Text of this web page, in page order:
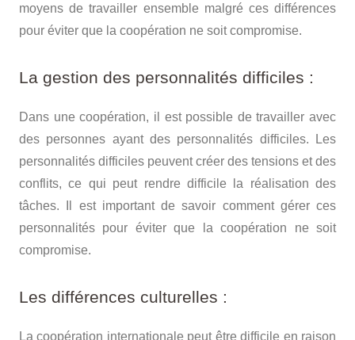
moyens de travailler ensemble malgré ces différences
pour éviter que la coopération ne soit compromise.
La gestion des personnalités difficiles :
Dans une coopération, il est possible de travailler avec
des personnes ayant des personnalités difficiles. Les
personnalités difficiles peuvent créer des tensions et des
conflits, ce qui peut rendre difficile la réalisation des
tâches. Il est important de savoir comment gérer ces
personnalités pour éviter que la coopération ne soit
compromise.
Les différences culturelles :
La coopération internationale peut être difficile en raison